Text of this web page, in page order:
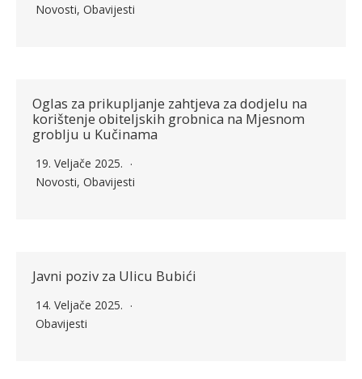
Novosti, Obavijesti
Oglas za prikupljanje zahtjeva za dodjelu na
korištenje obiteljskih grobnica na Mjesnom
groblju u Kučinama
19. Veljače 2025.
Novosti, Obavijesti
Javni poziv za Ulicu Bubići
14. Veljače 2025.
Obavijesti